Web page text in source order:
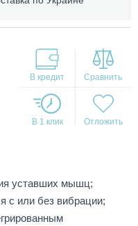
В кредит
В 1 клик
уставших мышц;
с или без вибрации;